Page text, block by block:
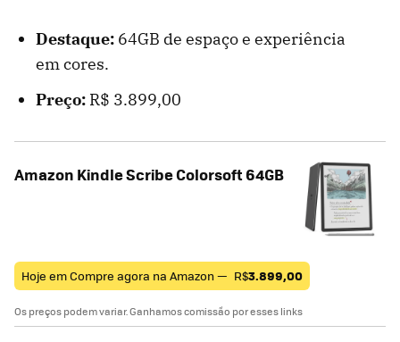
Destaque: 64GB de espaço e experiência
em cores.
Preço: R$ 3.899,00
Amazon Kindle Scribe Colorsoft 64GB
Hoje em Compre agora na Amazon — R$3.899,00
Os preços podem variar. Ganhamos comissão por esses links